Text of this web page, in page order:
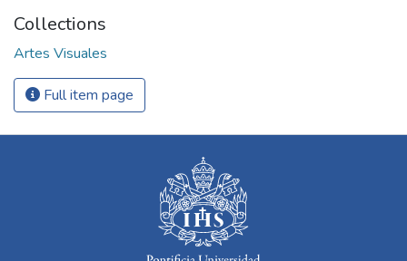
Collections
Artes Visuales
Full item page